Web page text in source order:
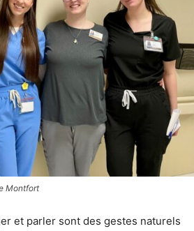
Montfort
et parler sont des gestes naturels